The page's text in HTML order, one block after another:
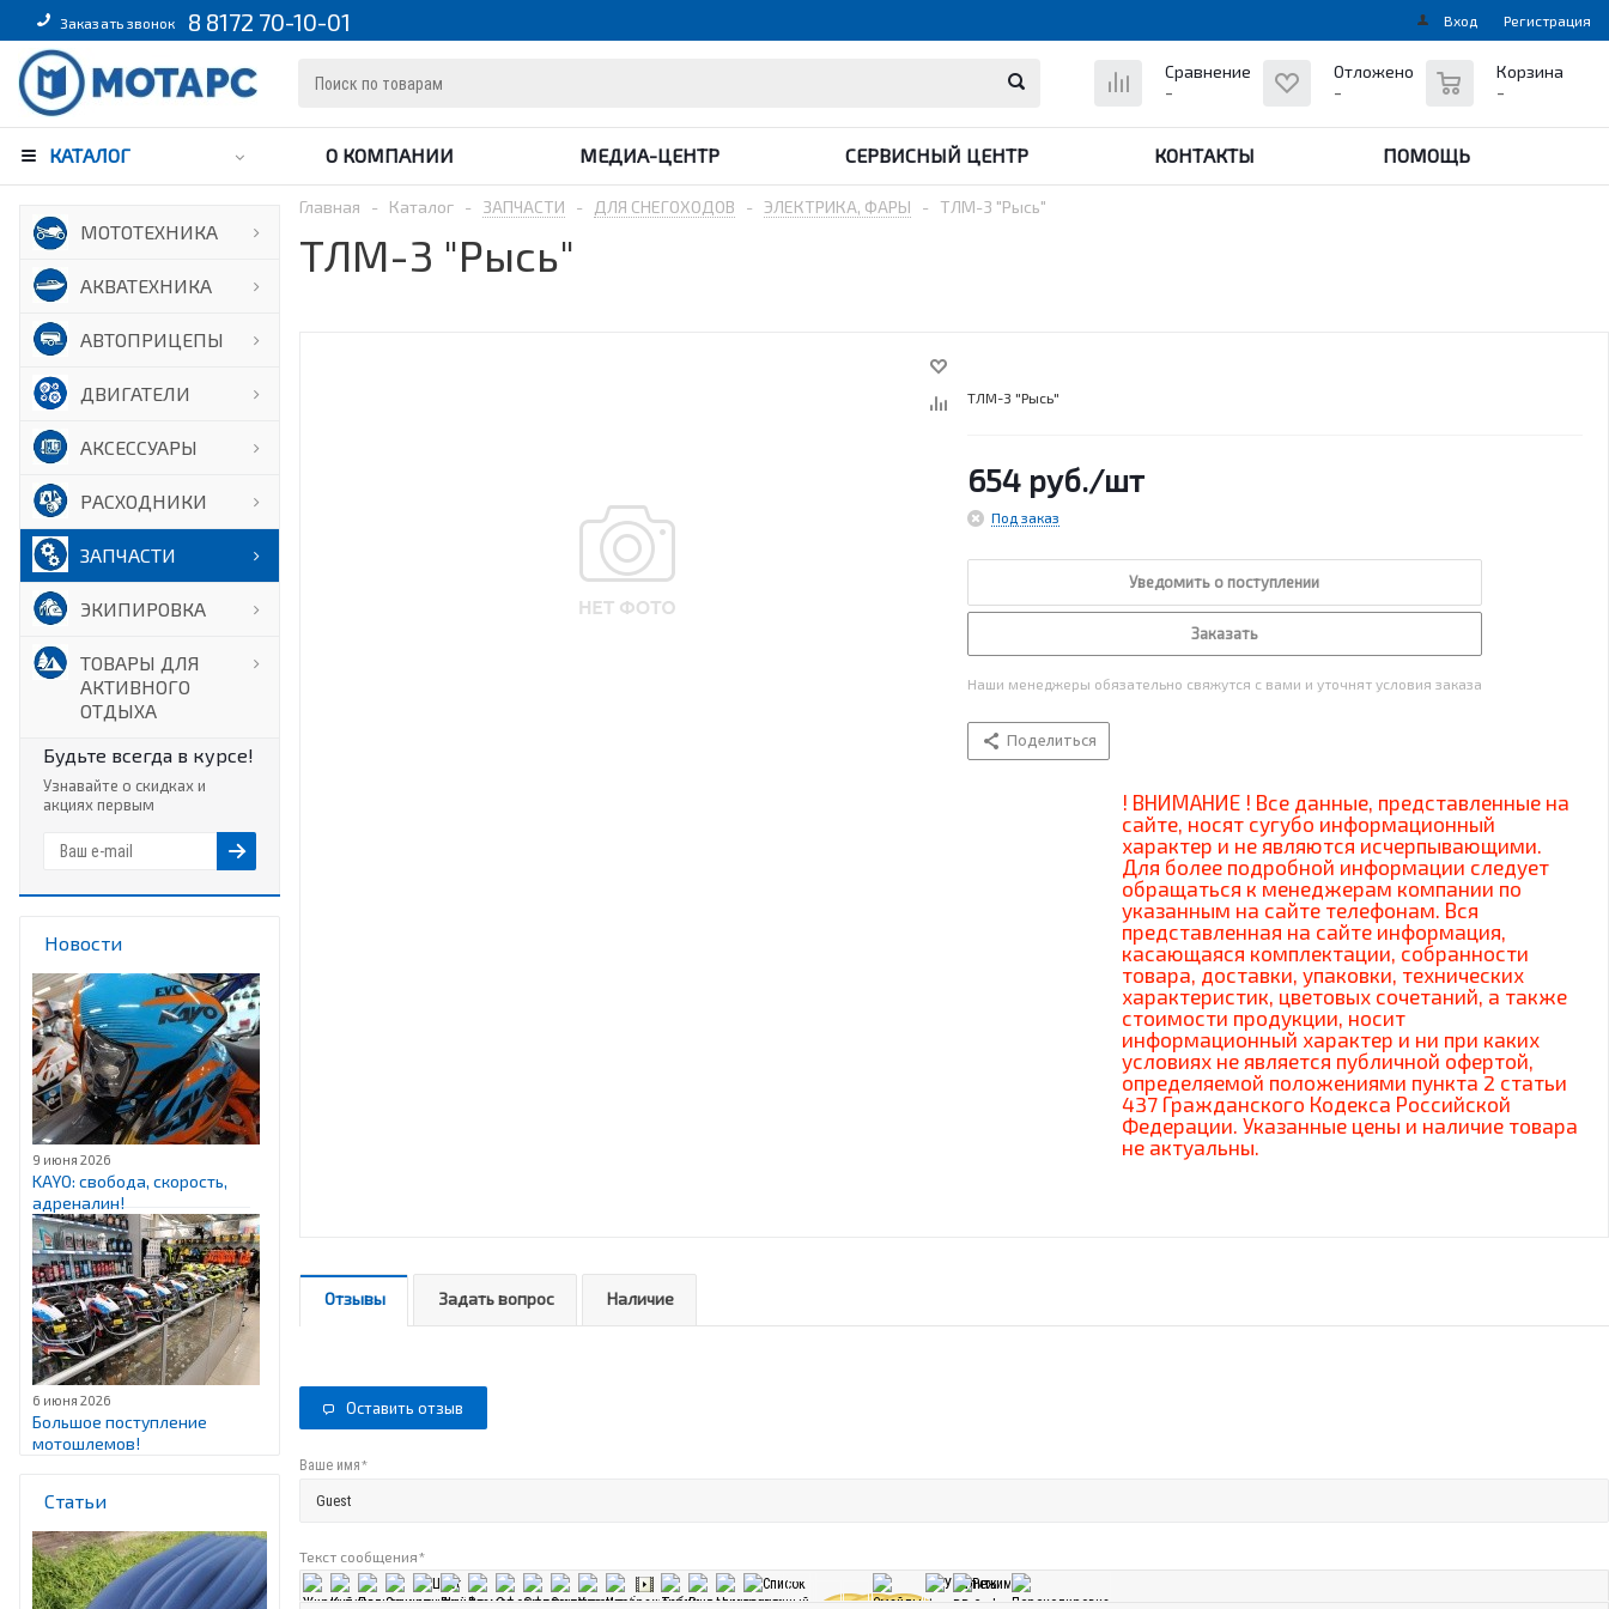
Заказать звонок 8 8172 70-10-01 Вход Регистрация
Сравнение
-
Отложено
-
Корзина
-
КАТАЛОГ О КОМПАНИИ МЕДИА-ЦЕНТР СЕРВИСНЫЙ ЦЕНТР КОНТАКТЫ ПОМОЩЬ
МОТОТЕХНИКА
АКВАТЕХНИКА
АВТОПРИЦЕПЫ
ДВИГАТЕЛИ
АКСЕССУАРЫ
РАСХОДНИКИ
ЗАПЧАСТИ
ЭКИПИРОВКА
ТОВАРЫ ДЛЯ
АКТИВНОГО
ОТДЫХА
Будьте всегда в курсе!
Узнавайте о скидках и
акциях первым
Новости
9 июня 2026
KAYO: свобода, скорость,
адреналин!
6 июня 2026
Большое поступление
мотошлемов!
Статьи
Главная - Каталог - ЗАПЧАСТИ - ДЛЯ СНЕГОХОДОВ - ЭЛЕКТРИКА, ФАРЫ - ТЛМ-3 "Рысь"
ТЛМ-3 "Рысь"
ТЛМ-3 "Рысь"
654 руб./шт
Под заказ
Уведомить о поступлении
Заказать
Наши менеджеры обязательно свяжутся с вами и уточнят условия заказа
Поделиться
! ВНИМАНИЕ ! Все данные, представленные на
сайте, носят сугубо информационный
характер и не являются исчерпывающими.
Для более подробной информации следует
обращаться к менеджерам компании по
указанным на сайте телефонам. Вся
представленная на сайте информация,
касающаяся комплектации, собранности
товара, доставки, упаковки, технических
характеристик, цветовых сочетаний, а также
стоимости продукции, носит
информационный характер и ни при каких
условиях не является публичной офертой,
определяемой положениями пункта 2 статьи
437 Гражданского Кодекса Российской
Федерации. Указанные цены и наличие товара
не актуальны.
Отзывы Задать вопрос Наличие
Оставить отзыв
Ваше имя*
Текст сообщения*